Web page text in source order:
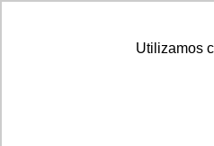
Utilizamos